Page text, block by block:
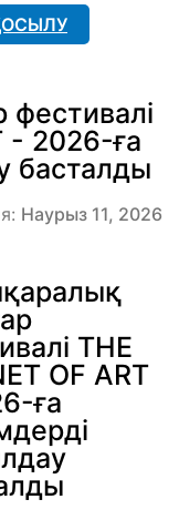
- 2026-ға
басталды
Наурыз 11, 2026
THE
OF ART
ға